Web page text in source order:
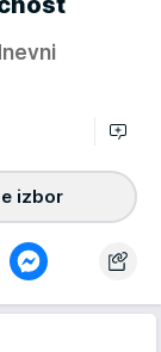
izbor